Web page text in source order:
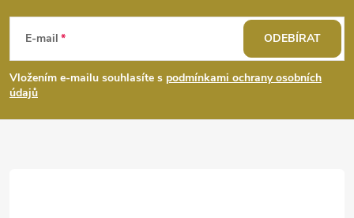
p
a
E-mail
Vložením e-mailu souhlasíte s podmínkami ochrany osobních
údajů
ODEBÍRAT